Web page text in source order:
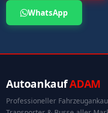
WhatsApp
AutoankaufADAM
Professioneller